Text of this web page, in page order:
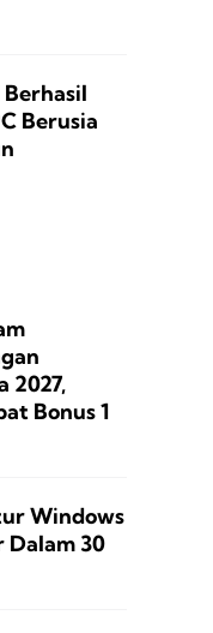
Berhasil
Berusia
2027,
Bonus 1
Windows
Dalam 30